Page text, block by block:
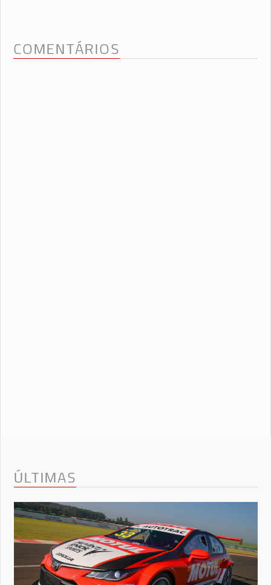
COMENTÁRIOS
ÚLTIMAS